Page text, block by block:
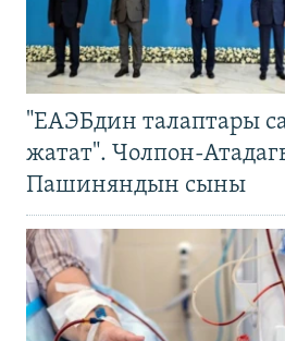
"ЕАЭБдин талаптары
жатат". Чолпон-
Пашиняндын сыны